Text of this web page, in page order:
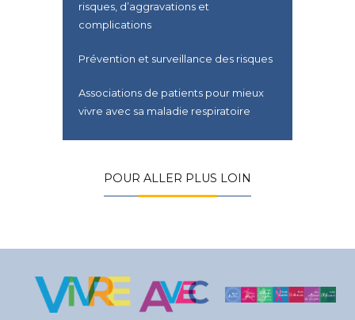
risques, d’aggravations et
complications
Prévention et surveillance des risques
Associations de patients pour mieux
vivre avec sa maladie respiratoire
POUR ALLER PLUS LOIN